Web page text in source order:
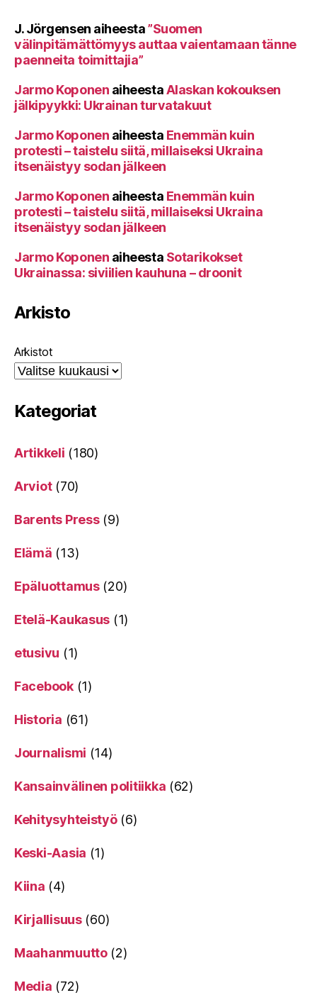
J. Jörgensen aiheesta”Suomen
välinpitämättömyys auttaa vaientamaan tänne
paenneita toimittajia”
Jarmo Koponen aiheestaAlaskan kokouksen
jälkipyykki: Ukrainan turvatakuut
Jarmo Koponen aiheesta Enemmän kuin
protesti – taistelu siitä, millaiseksi Ukraina
itsenäistyy sodan jälkeen
Jarmo Koponen aiheesta Enemmän kuin
protesti – taistelu siitä, millaiseksi Ukraina
itsenäistyy sodan jälkeen
Jarmo Koponen aiheesta Sotarikokset
Ukrainassa: siviilien kauhuna – droonit
Arkisto
Arkistot
Kategoriat
Artikkeli (180)
Arviot(70)
Barents Press(9)
Elämä (13)
Epäluottamus(20)
Etelä-Kaukasus (1)
etusivu (1)
Facebook(1)
Historia (61)
Journalismi (14)
Kansainvälinen politiikka (62)
Kehitysyhteistyö(6)
Keski-Aasia (1)
Kiina (4)
Kirjallisuus(60)
Maahanmuutto(2)
Media (72)